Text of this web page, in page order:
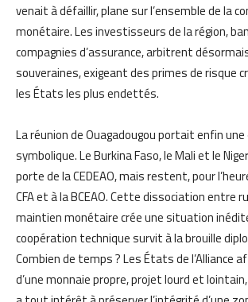
venait à défaillir, plane sur l’ensemble de la
monétaire. Les investisseurs de la région,
compagnies d’assurance, arbitrent
souveraines, exigeant des primes de risque
les États les plus endettés.
La réunion de Ouagadougou portait enfin une
symbolique. Le Burkina Faso, le Mali et le
porte de la CEDEAO, mais restent, pour
CFA et à la BCEAO. Cette dissociation entre
maintien monétaire crée une situation
coopération technique survit à la brouille
Combien de temps ? Les États de l’Alliance
d’une monnaie propre, projet lourd et